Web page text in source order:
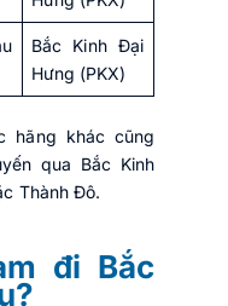
Bắc Kinh Đại
Hưng (PKX)
hãng khác cũng
qua Bắc Kinh
Thành Đô.
đi Bắc